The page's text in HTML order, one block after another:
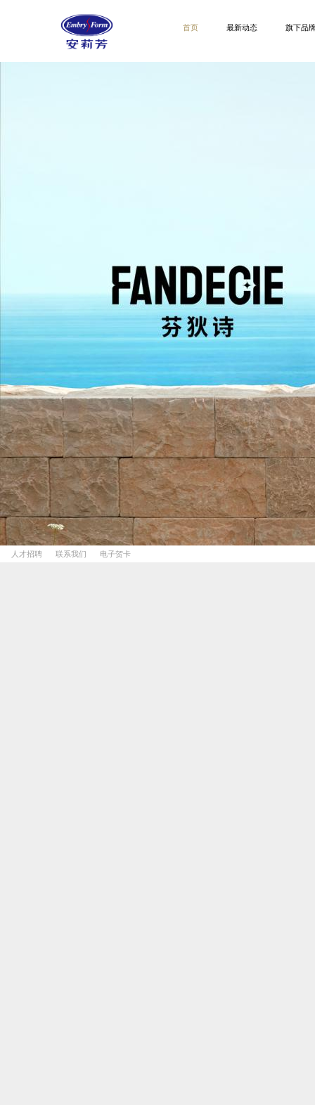
首页 最新动态 旗下品
人才招聘 联系我们 电子贺卡